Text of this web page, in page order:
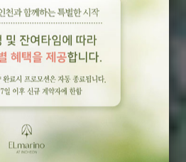
, 품격의 기준이 되다.
엘마리노 앳 인천